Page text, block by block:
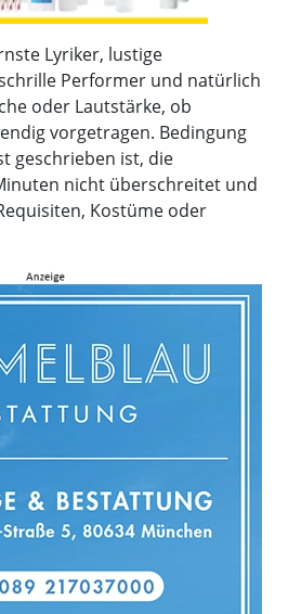
Lyriker, lustige
Performer und natürlich
oder Lautstärke, ob
vorgetragen. Bedingung
geschrieben ist, die
nicht überschreitet und
Kostüme oder